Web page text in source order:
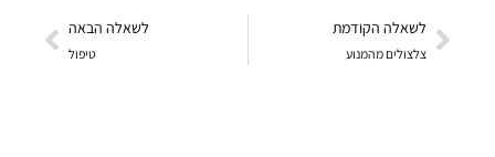
לשאלה הקודמת
צלצולים מהמנוע
לשאלה הבאה
טיפול